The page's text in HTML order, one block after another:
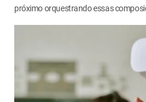
próximo orquestrando essas